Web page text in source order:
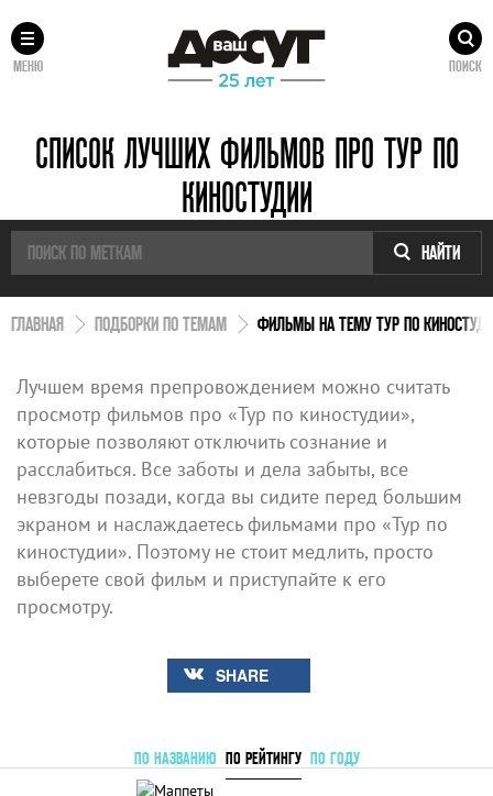
МЕНЮ ПОИСК
СПИСОК ЛУЧШИХ ФИЛЬМОВ ПРО ТУР ПО
КИНОСТУДИИ
НАЙТИ
ГЛАВНАЯ ПОДБОРКИ ПО ТЕМАМ ФИЛЬМЫ НА ТЕМУ ТУР ПО
Лучшем время препровождением можно считать
просмотр фильмов про «Тур по киностудии»,
которые позволяют отключить сознание и
расслабиться. Все заботы и дела забыты, все
невзгоды позади, когда вы сидите перед большим
экраном и наслаждаетесь фильмами про «Тур по
киностудии». Поэтому не стоит медлить, просто
выберете свой фильм и приступайте к его
просмотру.
SHARE
ПО НАЗВАНИЮ ПО РЕЙТИНГУ ПО ГОДУ